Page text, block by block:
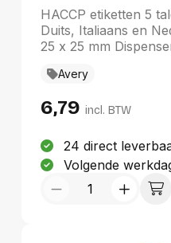
dispenser van
HACCP etiketten 5 talen: Engels, Frans,
Duits, Italiaans en Nederlands
25 x 25 mm
Avery
6,79 incl. BTW
24 direct
Volgende